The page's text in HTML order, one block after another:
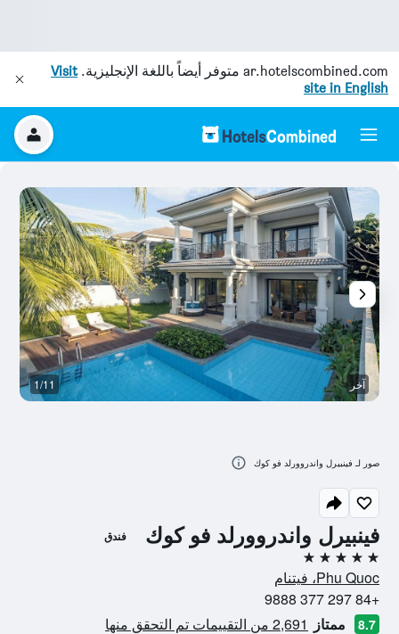
ar.hotelscombined.com متوفر أيضاً باللغة الإنجليزية.Visit
site in English
فينبيرل واندروورلد فو كوك فندق
5 نجوم
Phu Quoc، فيتنام
+84 297 377 9888
8.7 ممتاز 2,691 من التقييمات تم التحقق منها
آخر 1/11
صور لـ فينبيرل واندروورلد فو كوك